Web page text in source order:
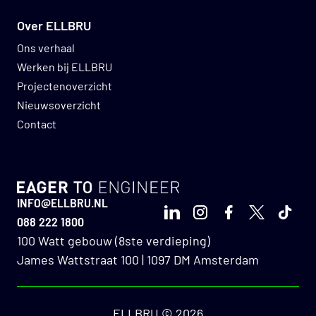
mailboxbeheer, bestellen van o.a.
parkeerkaarten en kantoorbenodigdheden;
Facilitaire ondersteuning: vergaderruimtes
representatief houden, koffiemachine
bijvullen/schoonmaken, vaatwasser
in/uitruimen, lunchbestellingen, voorbereiden
Servicegerichtheid, nauwkeurigheid en
organisatiekracht zijn sleutelwoorden. Je
signaleert verbeterkansen, handelt proactief
en draagt zichtbaar bij aan gastvrijheid,
Over ELLBRU
Ons verhaal
Werken bij ELLBRU
Projectenoverzicht
Nieuwsoverzicht
Contact
GO TO HOMEPAGE
100 Watt gebouw (8ste verdieping)
James Wattstraat 100 | 1097 DM Amsterdam
INFO@ELLBRU.NL
088 222 1800
LinkedInInstagram
Facebook
X